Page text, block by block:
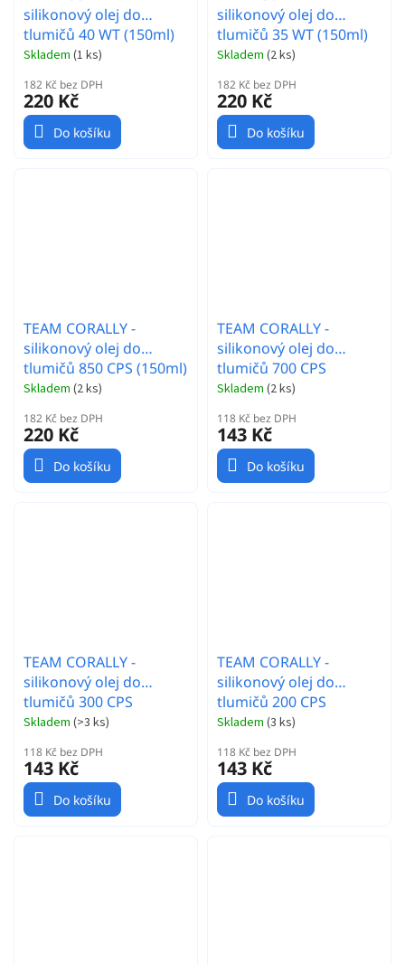
silikonový olej do
tlumičů 40 WT (150ml)
Skladem (1 ks)
182 Kč bez DPH
220 Kč
Do košíku
silikonový olej do
tlumičů 35 WT (150ml)
Skladem (2 ks)
182 Kč bez DPH
220 Kč
Do košíku
TEAM CORALLY -
silikonový olej do
tlumičů 850 CPS (150ml)
Skladem (2 ks)
182 Kč bez DPH
220 Kč
Do košíku
TEAM CORALLY -
silikonový olej do
tlumičů 700 CPS
(60ml/2oz)
Skladem (2 ks)
118 Kč bez DPH
143 Kč
Do košíku
TEAM CORALLY -
silikonový olej do
tlumičů 300 CPS
(60ml/2oz)
Skladem (>3 ks)
118 Kč bez DPH
143 Kč
Do košíku
TEAM CORALLY -
silikonový olej do
tlumičů 200 CPS
(60ml/2oz)
Skladem (3 ks)
118 Kč bez DPH
143 Kč
Do košíku